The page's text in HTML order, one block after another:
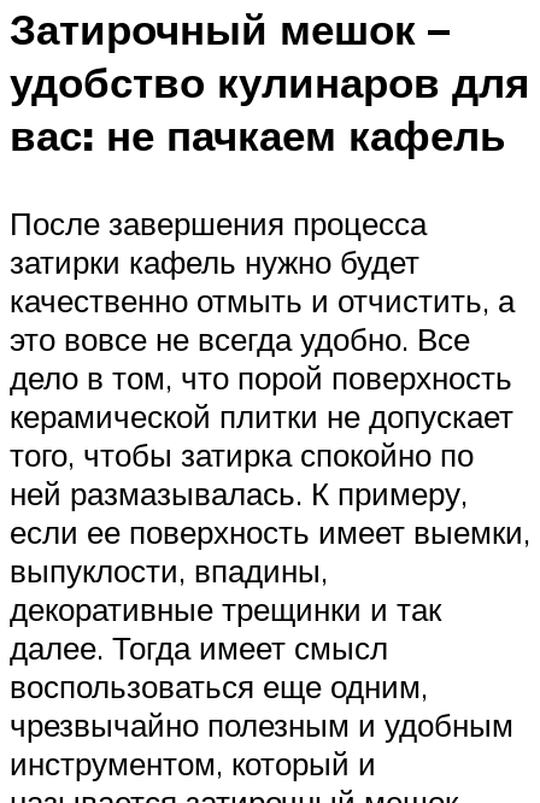
Затирочный мешок –
удобство кулинаров для
вас: не пачкаем кафель
После завершения процесса
затирки кафель нужно будет
качественно отмыть и отчистить, а
это вовсе не всегда удобно. Все
дело в том, что порой поверхность
керамической плитки не допускает
того, чтобы затирка спокойно по
ней размазывалась. К примеру,
если ее поверхность имеет выемки,
выпуклости, впадины,
декоративные трещинки и так
далее. Тогда имеет смысл
воспользоваться еще одним,
чрезвычайно полезным и удобным
инструментом, который и